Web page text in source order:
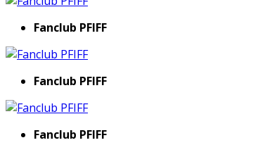
Fanclub PFIFF
Fanclub PFIFF
Fanclub PFIFF